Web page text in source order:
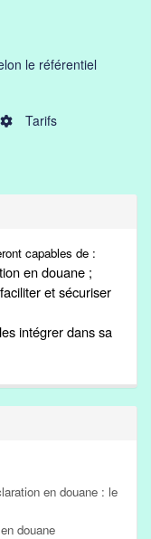
le référentiel
Tarifs
capables de :
en douane ;
et sécuriser
intégrer dans sa
en douane : le
douane